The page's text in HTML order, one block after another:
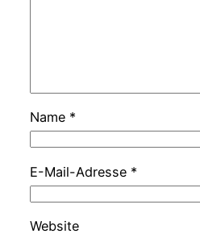
Name *
E-Mail-Adresse *
Website